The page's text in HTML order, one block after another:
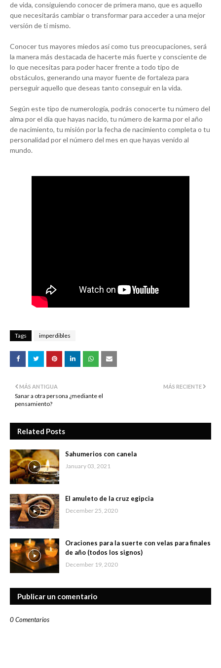
de vida, consiguiendo conocer de primera mano, que es aquello
que necesitarás cambiar o transformar para acceder a una mejor
versión de ti mismo.
Conocer tus mayores miedos así como tus preocupaciones, será
la manera más destacada de hacerte más fuerte y consciente de
lo que necesitas para poder hacer frente a todo tipo de
obstáculos, generando una mayor fuente de fortaleza para
perseguir aquello que deseas tanto conseguir en la vida.
Según este tipo de numerología, podrás conocerte tu número del
alma por el día que hayas nacido, tu número de karma por el año
de nacimiento, tu misión por la fecha de nacimiento completa o tu
personalidad por el número del mes en que hayas venido al
mundo.
Tags imperdibles
MÁS RECIENTE
MÁS ANTIGUA
Sanar a otra persona ¿mediante el
pensamiento?
Related Posts
Sahumerios con canela
January 03, 2021
El amuleto de la cruz egipcia
December 25, 2020
Oraciones para la suerte con velas para finales
de año (todos los signos)
December 19, 2020
Publicar un comentario
0 Comentarios